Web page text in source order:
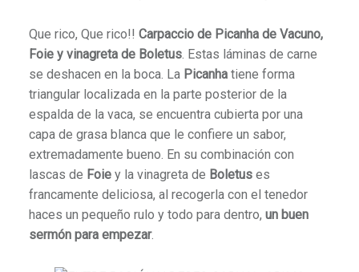
Que rico, Que rico!! Carpaccio de Picanha de Vacuno,
Foie y vinagreta de Boletus. Estas láminas de carne
se deshacen en la boca. La Picanhatiene forma
triangular localizada en la parte posterior de la
espalda de la vaca, se encuentra cubierta por una
capa de grasa blanca que le confiere un sabor,
extremadamente bueno. En su combinación con
lascas de Foiey la vinagreta de Boletus es
francamente deliciosa, al recogerla con el tenedor
haces un pequeño rulo y todo para dentro, un buen
sermón para empezar.